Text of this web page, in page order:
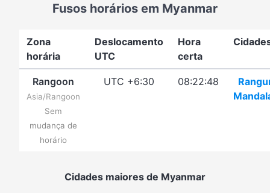
Fusos horários em Myanmar
Zona
horária
Deslocamento
UTC
Hora
certa
Rangoon
Asia/Rangoon
Sem
mudança de
horário
UTC +6:30 08:22:48
Cidades maiores de Myanmar